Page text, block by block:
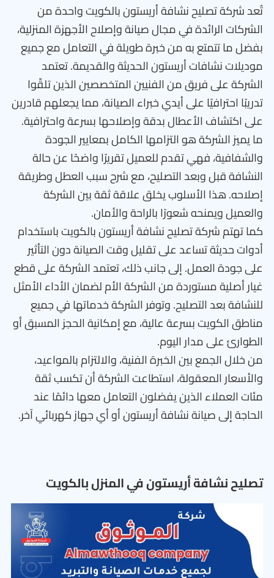
تُعد شركة تصليح نشافة أريستون بالكويت واحدة من
الشركات الرائدة في مجال صيانة وإصلاح الأجهزة المنزلية،
بفضل ما تتمتع به من خبرة طويلة في التعامل مع جميع
موديلات نشافات أريستون الحديثة والقديمة. تعتمد
الشركة على فريق من الفنيين المتخصصين الذين تلقّوا
تدريبًا احترافيًا على أيدي خبراء الصيانة، مما يجعلهم قادرين
على اكتشاف الأعطال بدقة وإصلاحها بسرعة واحترافية.
ما يميز الشركة هو التزامها الكامل بمعايير الجودة
والشفافية، فهي تقدم للعميل تقريرًا واضحًا عن حالة
النشافة قبل وبعد التصليح، مع شرح سبب العطل وطريقة
إصلاحه. هذا الأسلوب يخلق علاقة ثقة بين الشركة
والعميل ويمنحه شعورًا بالراحة والأمان.
كما تهتم شركة تصليح نشافة أريستون بالكويت باستخدام
أدوات حديثة تساعد على تقليل وقت الصيانة دون التأثير
على جودة العمل. إلى جانب ذلك، تعتمد الشركة على قطع
غيار أصلية مستوردة من الشركة الأم لضمان الأداء الأمثل
للنشافة بعد التصليح. وتوفر الشركة خدماتها في جميع
مناطق الكويت بسرعة عالية، مع إمكانية الحجز المسبق أو
الطوارئ على مدار اليوم.
من خلال الجمع بين الخبرة الفنية، والالتزام بالمواعيد،
والأسعار المعقولة، استطاعت الشركة أن تكسب ثقة
مئات العملاء الذين يفضلون التعامل معها دائمًا عند
الحاجة إلى صيانة نشافة أريستون أو أي جهاز كهربائي آخر.
تصليح نشافة أريستون في المنزل بالكويت